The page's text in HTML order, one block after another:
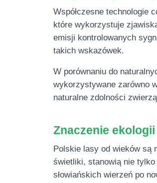
Współczesne technologie
które wykorzystuje
emisji kontrolowanych
takich wskazówek.
W porównaniu do
wykorzystywane zarówno
naturalne zdolności
Znaczenie
Polskie lasy od wieków są
świetliki, stanowią nie
słowiańskich wierzeń po